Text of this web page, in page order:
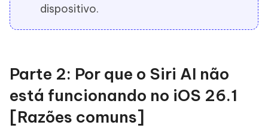
dispositivo.
Parte 2: Por que o Siri AI não
está funcionando no iOS 26.1
[Razões comuns]